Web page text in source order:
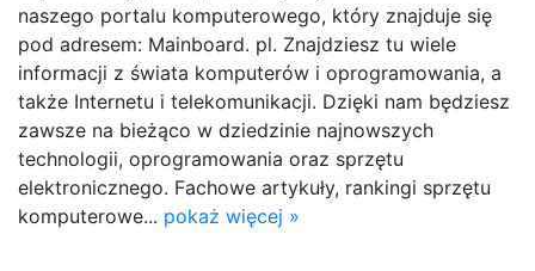
naszego portalu komputerowego, który znajduje się
pod adresem: Mainboard. pl. Znajdziesz tu wiele
informacji z świata komputerów i oprogramowania, a
także Internetu i telekomunikacji. Dzięki nam będziesz
zawsze na bieżąco w dziedzinie najnowszych
technologii, oprogramowania oraz sprzętu
elektronicznego. Fachowe artykuły, rankingi sprzętu
komputerowe... pokaż więcej »